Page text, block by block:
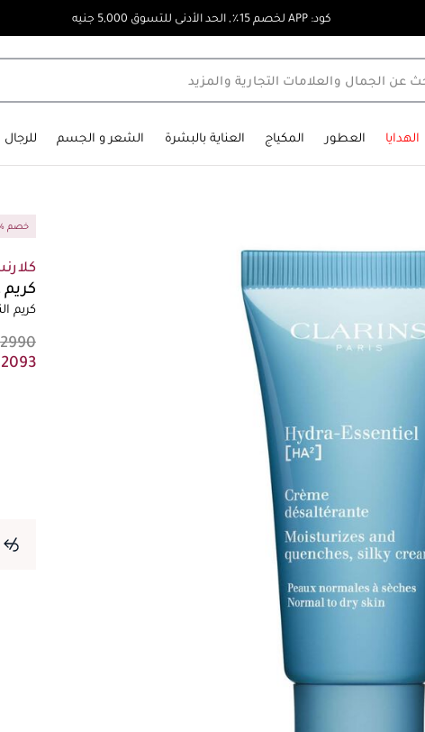
كود: APP لخصم 15٪, الحد الأدنى للتسوق 5,000 جنيه
الهدايا العطور المكياج العناية بالبشرة الشعر و الجسم للرجال
30% خصم
كريم HE 30ML
كريم